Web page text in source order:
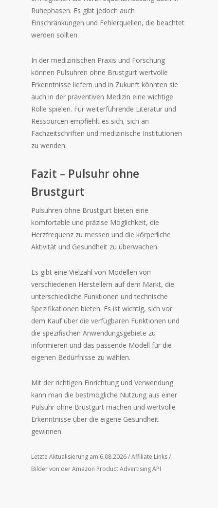
Ruhephasen. Es gibt jedoch auch
Einschränkungen und Fehlerquellen, die beachtet
werden sollten.
In der medizinischen Praxis und Forschung
können Pulsuhren ohne Brustgurt wertvolle
Erkenntnisse liefern und in Zukunft könnten sie
auch in der präventiven Medizin eine wichtige
Rolle spielen. Für weiterführende Literatur und
Ressourcen empfiehlt es sich, sich an
Fachzeitschriften und medizinische Institutionen
zu wenden.
Fazit – Pulsuhr ohne
Brustgurt
Pulsuhren ohne Brustgurt bieten eine
komfortable und präzise Möglichkeit, die
Herzfrequenz zu messen und die körperliche
Aktivität und Gesundheit zu überwachen.
Es gibt eine Vielzahl von Modellen von
verschiedenen Herstellern auf dem Markt, die
unterschiedliche Funktionen und technische
Spezifikationen bieten. Es ist wichtig, sich vor
dem Kauf über die verfügbaren Funktionen und
die spezifischen Anwendungsgebiete zu
informieren und das passende Modell für die
eigenen Bedürfnisse zu wählen.
Mit der richtigen Einrichtung und Verwendung
kann man die bestmögliche Nutzung aus einer
Pulsuhr ohne Brustgurt machen und wertvolle
Erkenntnisse über die eigene Gesundheit
gewinnen.
Letzte Aktualisierung am 6.08.2026 / Affiliate Links /
Bilder von der Amazon Product Advertising API